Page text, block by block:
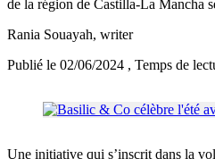
de la région de Castilla-La Mancha
Rania Souayah, writer
Publié le 02/06/2024 , Temps de
Une initiative qui s’inscrit dans la